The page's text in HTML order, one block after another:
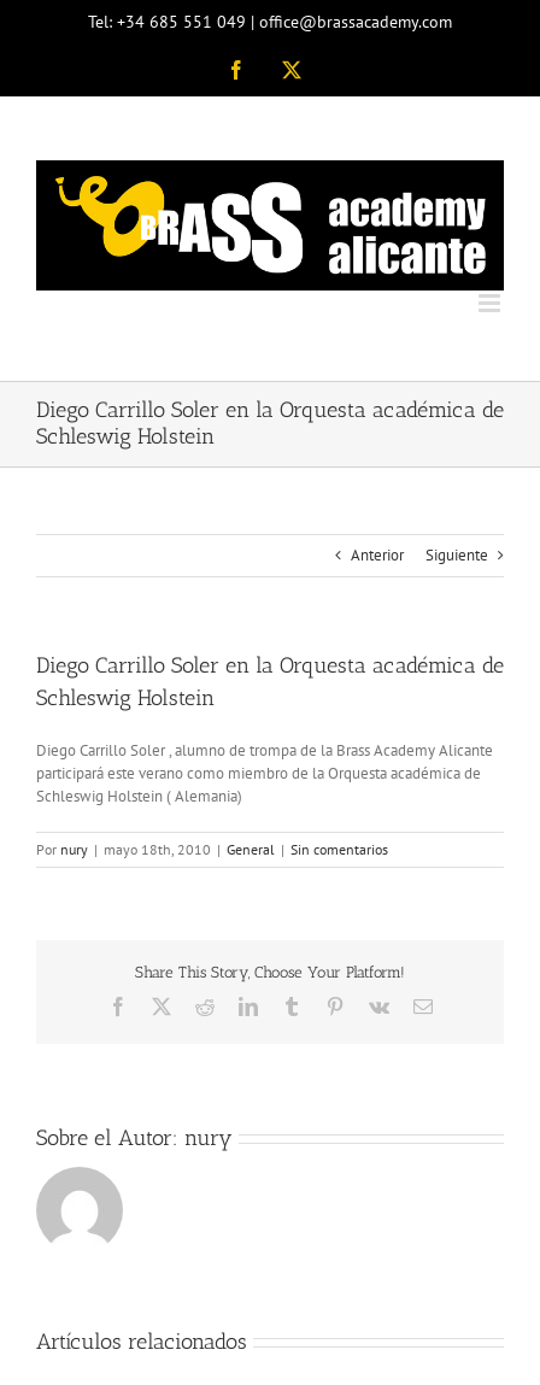
Tel: +34 685 551 049 | office@brassacademy.com
Facebook
Diego Carrillo Soler en la Orquesta académica de
Schleswig Holstein
Anterior Siguiente
Diego Carrillo Soler en la Orquesta académica de
Schleswig Holstein
Diego Carrillo Soler , alumno de trompa de la Brass Academy Alicante
participará este verano como miembro de la Orquesta académica de
Schleswig Holstein ( Alemania)
Por nury | mayo 18th, 2010 | General | Sin comentarios
Share This Story, Choose Your Platform!
Facebook RedditLinkedInTumblr Pinterest
Vk
Correo
Sobre el Autor: nury
Artículos relacionados